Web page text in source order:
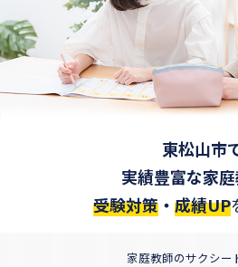
東松山市
実績豊富な家
受験対策 ・ 成績UP
家庭教師のサクシー